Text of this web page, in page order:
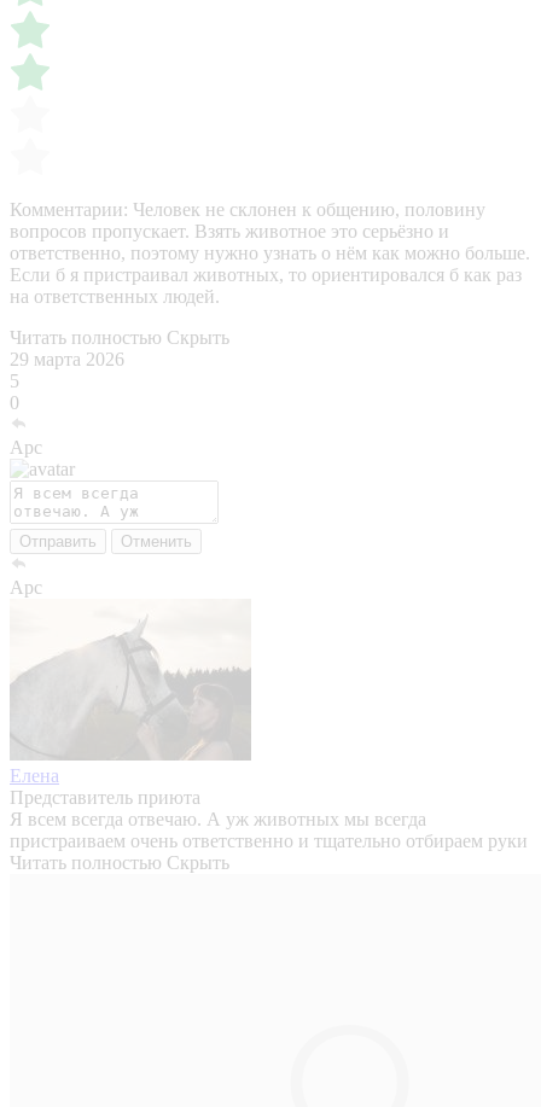
Комментарии: Человек не склонен к общению, половину
вопросов пропускает. Взять животное это серьёзно и
ответственно, поэтому нужно узнать о нём как можно больше.
Если б я пристраивал животных, то ориентировался б как раз
на ответственных людей.
Читать полностью Скрыть
29 марта 2026
5
0
Арс
Отправить Отменить
Арс
Елена
Представитель приюта
Я всем всегда отвечаю. А уж животных мы всегда
пристраиваем очень ответственно и тщательно отбираем руки
Читать полностью Скрыть